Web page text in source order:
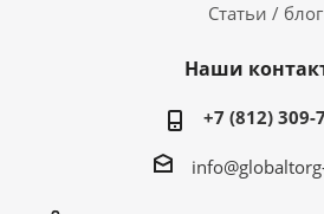
Статьи / блог
Наши
+7 (812) 309-